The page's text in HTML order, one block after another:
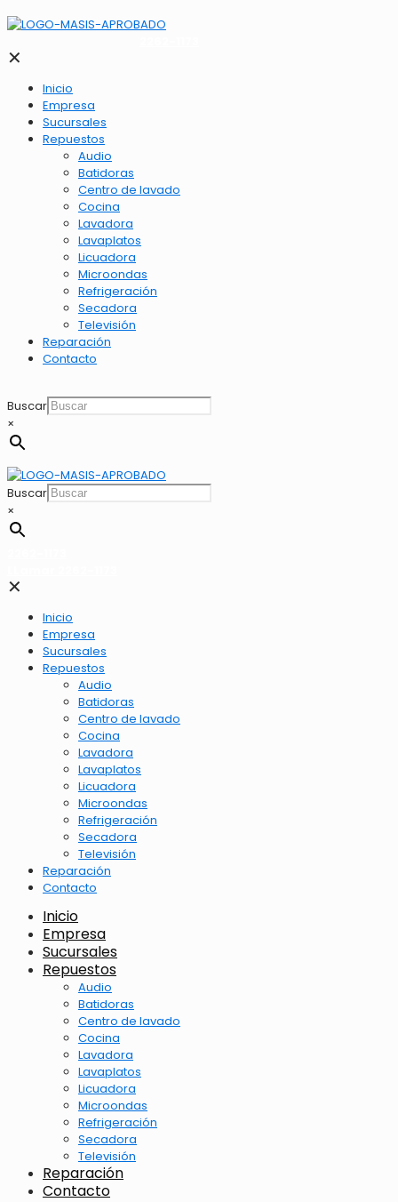
✕
Inicio
Empresa
Sucursales
Repuestos
Audio
Batidoras
Centro de lavado
Cocina
Lavadora
Lavaplatos
Licuadora
Microondas
Refrigeración
Secadora
Televisión
Reparación
Contacto
Buscar
×
Buscar
×
✕
Inicio
Empresa
Sucursales
Repuestos
Audio
Batidoras
Centro de lavado
Cocina
Lavadora
Lavaplatos
Licuadora
Microondas
Refrigeración
Secadora
Televisión
Reparación
Contacto
Inicio
Empresa
Sucursales
Repuestos
Audio
Batidoras
Centro de lavado
Cocina
Lavadora
Lavaplatos
Licuadora
Microondas
Refrigeración
Secadora
Televisión
Reparación
Contacto